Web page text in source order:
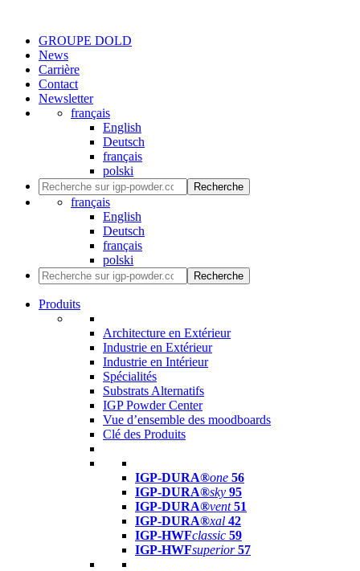
GROUPE DOLD
News
Carrière
Contact
Newsletter
français
English
Deutsch
français
polski
Recherche
français
English
Deutsch
français
polski
Recherche
Produits
Architecture en Extérieur
Industrie en Extérieur
Industrie en Intérieur
Spécialités
Substrats Alternatifs
IGP Powder Center
Vue d’ensemble des moodboards
Clé des Produits
IGP-DURA®one 56
IGP-DURA®sky 95
IGP-DURA®vent 51
IGP-DURA®xal 42
IGP-HWFclassic 59
IGP-HWFsuperior 57